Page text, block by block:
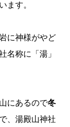
ます。
に神様がやど
名称に「湯」
にあるので冬
、湯殿山神社